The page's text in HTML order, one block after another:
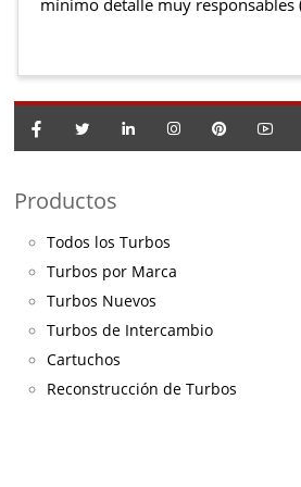
Productos
Todos los Turbos
Turbos por Marca
Turbos Nuevos
Turbos de Intercambio
Cartuchos
Reconstrucción de Turbos